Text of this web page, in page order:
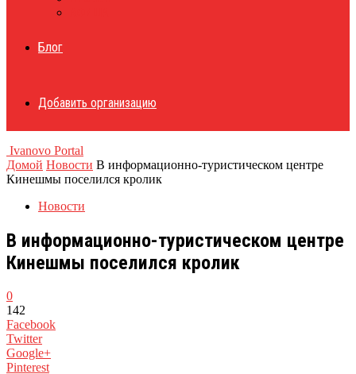
Блог
Добавить организацию
Ivanovo Portal
Домой Новости В информационно-туристическом центре
Кинешмы поселился кролик
Новости
В информационно-туристическом центре
Кинешмы поселился кролик
0
142
Facebook
Twitter
Google+
Pinterest